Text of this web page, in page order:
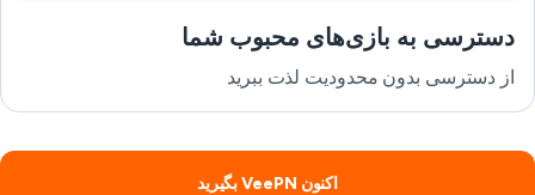
دسترسی به بازی‌های محبوب شما
از دسترسی بدون محدودیت لذت ببرید
اکنون VeePN بگیرید